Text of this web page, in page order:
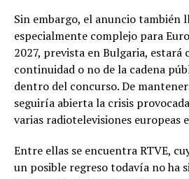
Sin embargo, el anuncio también
especialmente complejo para
2027, prevista en Bulgaria, estará
continuidad o no de la cadena
dentro del concurso. De
seguiría abierta la crisis
varias radiotelevisiones europeas
Entre ellas se encuentra RTVE,
un posible regreso todavía no ha